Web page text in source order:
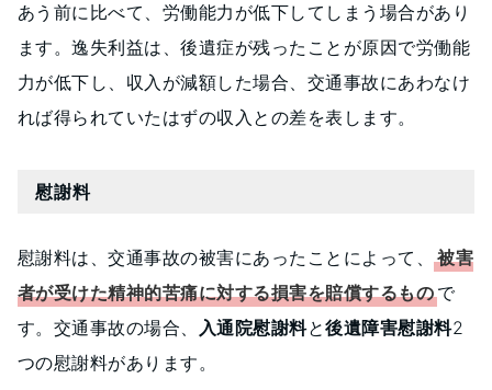
あう前に比べて、労働能力が低下してしまう場合があり
ます。逸失利益は、後遺症が残ったことが原因で労働能
力が低下し、収入が減額した場合、交通事故にあわなけ
れば得られていたはずの収入との差を表します。
慰謝料
慰謝料は、交通事故の被害にあったことによって、被害
者が受けた精神的苦痛に対する損害を賠償するもので
す。交通事故の場合、 入通院慰謝料と後遺障害慰謝料2
つの慰謝料があります。